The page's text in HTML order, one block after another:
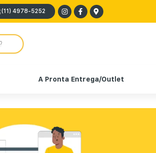
(11) 4978-5252
A Pronta Entrega/Outlet